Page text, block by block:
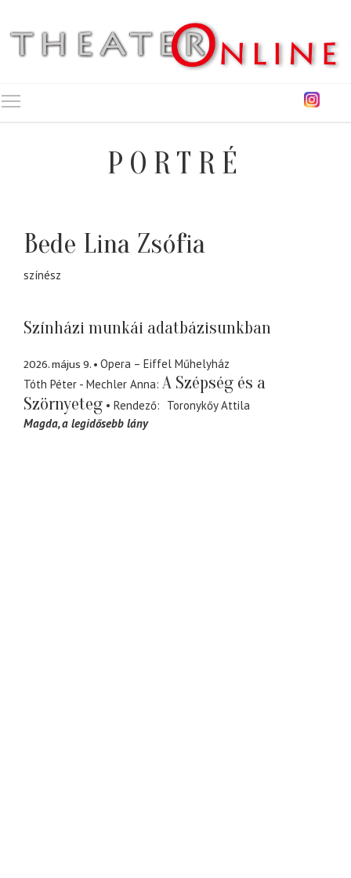
PORTRÉ
Bede Lina Zsófia
színész
Színházi munkái adatbázisunkban
2026. május 9.
Opera – Eiffel Műhelyház
Tóth Péter - Mechler Anna A Szépség és a
Szörnyeteg
Rendező
Toronykőy Attila
Magda a legidősebb lány